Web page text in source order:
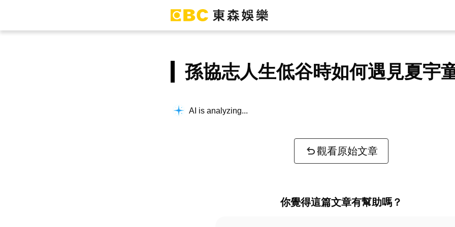
孫協志人生低谷時如何遇見夏宇
AI is analyzing...
觀看原始文章
你覺得這篇文章有幫助嗎？